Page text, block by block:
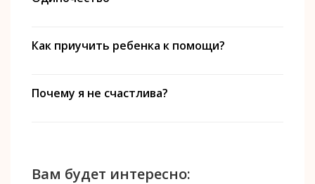
Как приучить ребенка к помощи?
Почему я не счастлива?
Вам будет интересно: